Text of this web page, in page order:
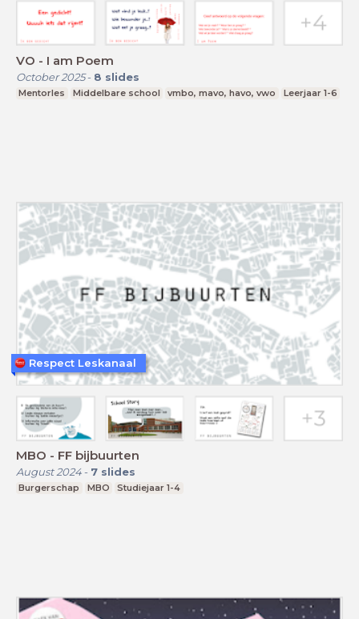
VO - I am Poem
October 2025- 8 slides
Mentorles Middelbare school vmbo, mavo, havo, vwo Leerjaar 1-6
MBO - FF bijbuurten
August 2024- 7 slides
Burgerschap MBO Studiejaar 1-4
Respect Leskanaal